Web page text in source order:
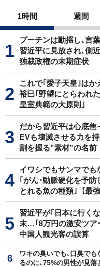
1時間 週間
プーチンは動揺し､言
習近平に見放され､側
独裁政権の末期症状
これで｢愛子天皇｣は
裕巳｢野望にとらわれ
皇室典範の大原則｣
だから習近平は心底
EVも壊滅させる力を
割を握る"素材"の名前
イワシでもサンマでも
｢がん･動脈硬化を予
とれる魚の種類｣【最
習近平が｢日本に行く
末…｢8万円の激安ツア
中国人観光客の誤算
ワキの臭いでも､口臭で
るのに､75%の男性が見